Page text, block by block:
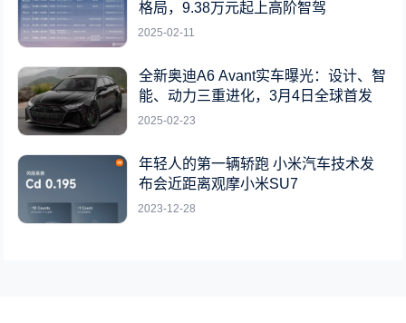
格局，9.38万元起上高阶智驾
2025-02-11
全新奥迪A6 Avant实车曝光：设计、智
能、动力三重进化，3月4日全球首发
2025-02-23
年轻人的第一辆轿跑 小米汽车技术发
布会近距离观摩小米SU7
2023-12-28